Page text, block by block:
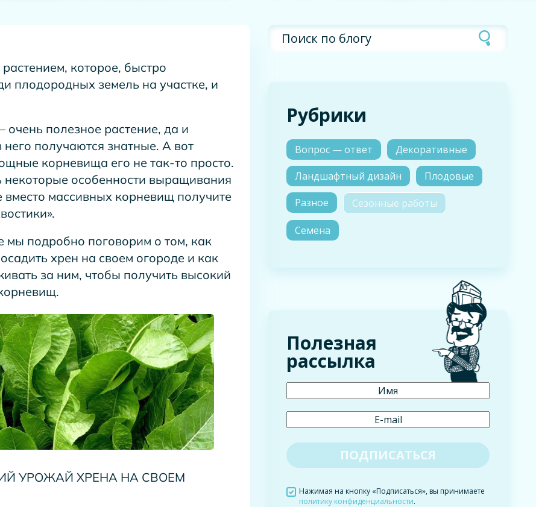
которое, быстро
плодородных земель на участке, и
очень полезное растение, да и
получаются знатные. А вот
корневища его не так-то просто.
некоторые особенности выращивания
вместо массивных корневищ получите
мы подробно поговорим о том, как
хрен на своем огороде и как
за ним, чтобы получить высокий
УРОЖАЙ ХРЕНА НА СВОЕМ
Рубрики
Вопрос — ответ
Декоративные
Ландшафтный дизайн
Плодовые
Разное
Сезонные работы
Семена
Полезная
рассылка
Нажимая на кнопку «Подписаться», вы принимаете
политику конфиденциальности.